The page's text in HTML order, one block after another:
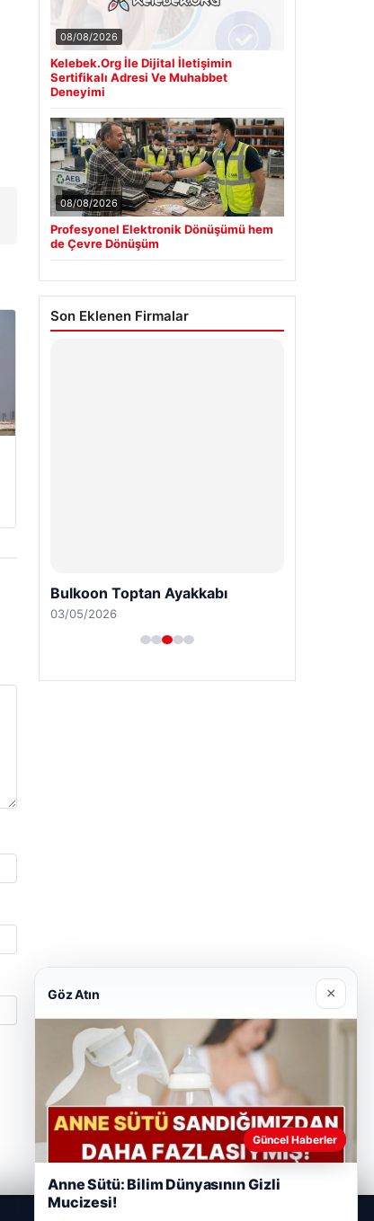
08/08/2026
Kelebek.Org İle Dijital İletişimin
Sertifikalı Adresi Ve Muhabbet
Deneyimi
08/08/2026
Profesyonel Elektronik Dönüşümü hem
de Çevre Dönüşüm
Son Eklenen Firmalar
Bulkoon Toptan Ayakkabı
03/05/2026
Göz Atın ×
Güncel Haberler
Anne Sütü: Bilim Dünyasının Gizli
Mucizesi!